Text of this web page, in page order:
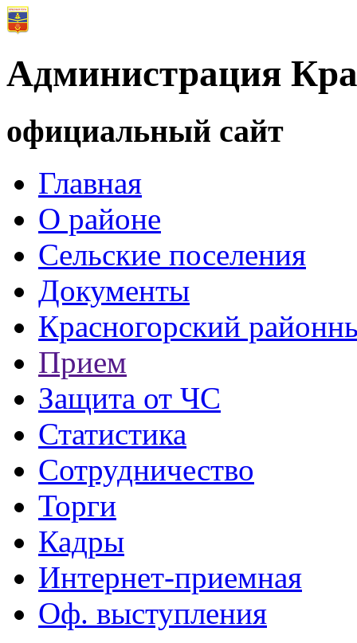
Администрация
официальный сайт
Главная
О районе
Сельские поселения
Документы
Красногорский
Прием
Защита от ЧС
Статистика
Сотрудничество
Торги
Кадры
Интернет-приемная
Оф. выступления